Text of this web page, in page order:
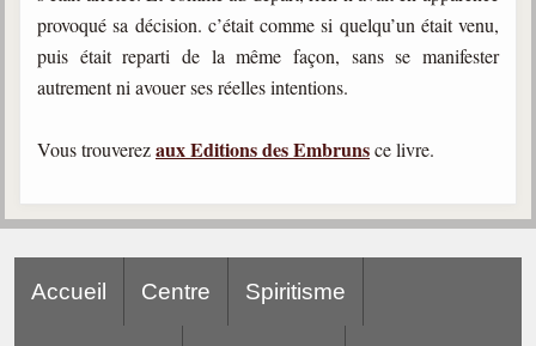
provoqué sa décision. c’était comme si quelqu’un était venu,
puis était reparti de la même façon, sans se manifester
autrement ni avouer ses réelles intentions.
Vous trouverezaux Editions des Embrunsce livre.
Accueil Centre Spiritisme